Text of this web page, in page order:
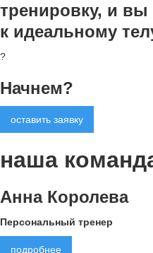
тренировку, и вы
к идеальному
?
Начнем?
оставить заявку
наша
Анна Королева
Персональный тренер
подробнее